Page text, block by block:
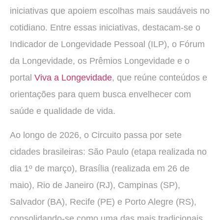
iniciativas que apoiem escolhas mais saudáveis no
cotidiano. Entre essas iniciativas, destacam-se o
Indicador de Longevidade Pessoal (ILP), o Fórum
da Longevidade, os Prêmios Longevidade e o
portal Viva a Longevidade, que reúne conteúdos e
orientações para quem busca envelhecer com
saúde e qualidade de vida.
Ao longo de 2026, o Circuito passa por sete
cidades brasileiras: São Paulo (etapa realizada no
dia 1º de março), Brasília (realizada em 26 de
maio), Rio de Janeiro (RJ), Campinas (SP),
Salvador (BA), Recife (PE) e Porto Alegre (RS),